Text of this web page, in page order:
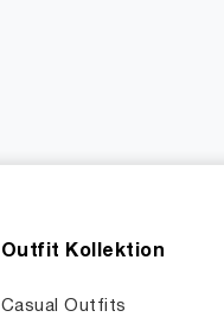
Outfit Kollektion
Casual Outfits